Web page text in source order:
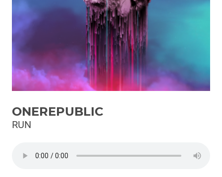
Playlist
Novità
Subasio Playlist
Web Radio
Radio Subasio
Radio Subasio +
Radio Suby
ONEREPUBLIC
RUN